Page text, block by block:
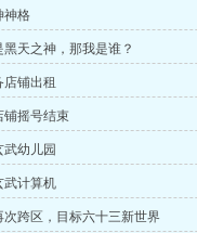
神格
天之神，那我是谁？
铺出租
铺摇号结束
幼儿园
武计算机
次跨区，目标六十三新世界